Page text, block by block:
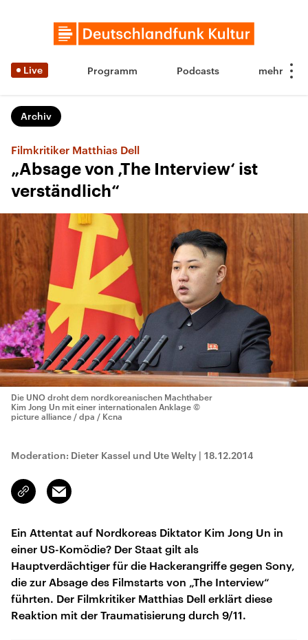
Live Programm Podcasts
Archiv
Filmkritiker Matthias Dell
„Absage von ‚The Interview‘ ist
verständlich“
Die UNO droht dem nordkoreanischen Machthaber
Kim Jong Un mit einer internationalen Anklage ©
picture alliance / dpa / Kcna
Moderation: Dieter Kassel und Ute Welty | 18.12.2014
Link
kopieren/teilen
Email
Ein Attentat auf Nordkoreas Diktator Kim Jong Un in
einer US-Komödie? Der Staat gilt als
Hauptverdächtiger für die Hackerangriffe gegen Sony,
die zur Absage des Filmstarts von „The Interview“
führten. Der Filmkritiker Matthias Dell erklärt diese
Reaktion mit der Traumatisierung durch 9/11.